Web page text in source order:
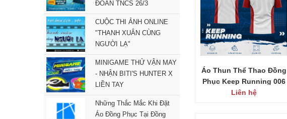
ĐOÀN TNCS 26/3
CUỘC THI ẢNH ONLINE
"THANH XUÂN CÙNG
NGƯỜI LẠ"
MINIGAME THỬ VẬN MAY
- NHẬN BITI'S HUNTER X
LIỀN TAY
Những Thắc Mắc Khi Đặt
Áo Đồng Phục Tại Đồng
Áo Thun Thể Thao Đồng
Phục Keep Running 006
Liên hệ